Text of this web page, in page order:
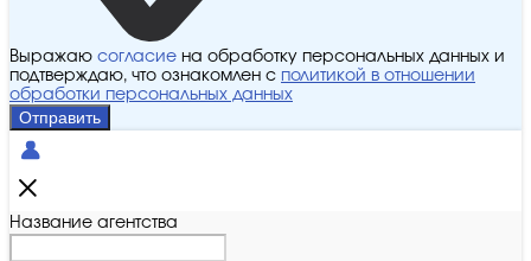
Выражаю согласие на обработку персональных данных и
подтверждаю, что ознакомлен с политикой в отношении
обработки персональных данных
Отправить
Название агентства